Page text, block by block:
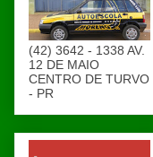
(42) 3642 - 1338 AV.
12 DE MAIO
CENTRO DE TURVO
- PR